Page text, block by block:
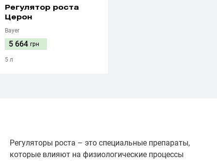
Регулятор роста
Церон
Bayer
5 664 грн
5 л
Регуляторы роста – это специальные препараты,
которые влияют на физиологические процессы